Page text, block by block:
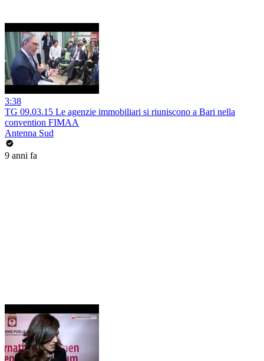
3:38
TG 09.03.15 Le agenzie immobiliari si riuniscono a Bari nella
convention FIMAA
Antenna Sud
9 anni fa